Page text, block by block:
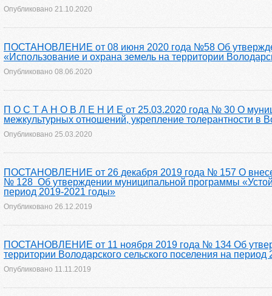
Опубликовано 21.10.2020
ПОСТАНОВЛЕНИЕ от 08 июня 2020 года №58 Об
«Использование и охрана земель на территории
Опубликовано 08.06.2020
П О С Т А Н О В Л Е Н И Е от 25.03.2020 года № 30 О
межкультурных отношений, укрепление толерантности в
Опубликовано 25.03.2020
ПОСТАНОВЛЕНИЕ от 26 декабря 2019 года № 157 О
№ 128 Об утверждении муниципальной программы
период 2019-2021 годы»
Опубликовано 26.12.2019
ПОСТАНОВЛЕНИЕ от 11 ноября 2019 года № 134 Об
территории Володарского сельского поселения на
Опубликовано 11.11.2019